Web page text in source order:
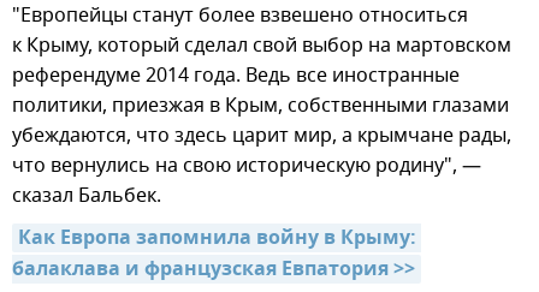
"Европейцы станут более взвешено относиться
к Крыму, который сделал свой выбор на мартовском
референдуме 2014 года. Ведь все иностранные
политики, приезжая в Крым, собственными глазами
убеждаются, что здесь царит мир, а крымчане рады,
что вернулись на свою историческую родину", —
сказал Бальбек.
Как Европа запомнила войну в Крыму:
балаклава и французская Евпатория >>